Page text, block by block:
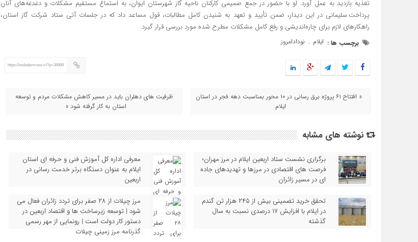
تغذیه بازدید به عمل آورد. او با حضور در جمع صمیمی کارکنان ناحیه گاز شهرستان ایوان، به استماع مستقیم مشکلات و دغدغه‌های آنان
پرداخت.سلیمانی در این دیدار، ضمن تأیید و تعهد به شنیدن کامل مطالبات، قول مساعد داد که در جلسات آتی ستاد شرکت گاز استان،
راهکارهای لازم برای چاره‌اندیشی و رفع کامل مشکلات مطرح شده مورد بررسی قرار گیرد.
برچسب ها : ایلام , نودادامروز
https://nodademrooz.ir/?p=38968
« افتتاح ۶۱ پروژه برق رسانی در ۱۰ محور بمناسبت دهه فجر در استان
ایلام
ظرفیت‌ های دهلران باید در مسیر کاهش مشکلات مردم و توسعه
استان به کار گرفته شود »
نوشته های مشابه
برگزاری نشست ستاد اربعین ایلام در مرز مهران؛
فرصت‌ های اقتصادی در مرزها و تهدیدهای جاده‌
ای در مسیر زائران
معرفی اداره کل آموزش فنی و حرفه‌ ای استان
ایلام به‌ عنوان دستگاه برتر خدمت‌ رسانی در
اربعین
تحقق خرید تضمینی بیش از ۲۴۵ هزار تن گندم
در ایلام با افزایش ۱۷ درصدی نسبت به سال
گذشته
مرز چیلات از ۲۸ صفر برای تردد زائران فعال می‌
شود | توسعه زیرساخت‌ ها و اقتصاد اربعین در
دستور کار دولت است | رونمایی از مهر رسمی
گذرنامه مرز زمینی چیلات